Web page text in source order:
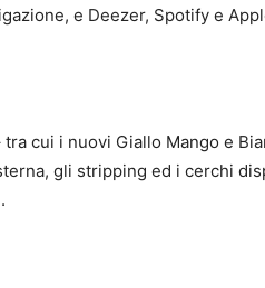
e Deezer, Spotify e
cui i nuovi Giallo Mango e
gli stripping ed i cerchi